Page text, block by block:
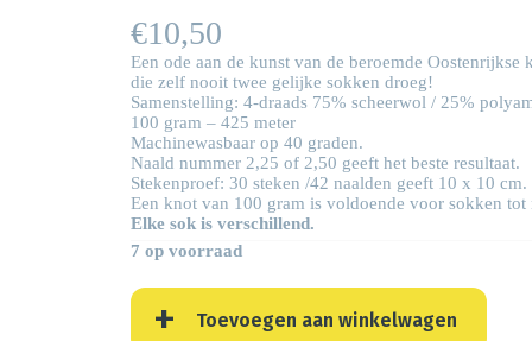
€10,50
Een ode aan de kunst van de beroemde Oostenrijkse
die zelf nooit twee gelijke sokken droeg!
Samenstelling: 4-draads 75% scheerwol / 25%
100 gram – 425 meter
Machinewasbaar op 40 graden.
Naald nummer 2,25 of 2,50 geeft het beste resultaat.
Stekenproef: 30 steken /42 naalden geeft 10 x 10 cm.
Een knot van 100 gram is voldoende voor sokken tot
Elke sok is verschillend.
7 op voorraad
Toevoegen aan winkelwagen